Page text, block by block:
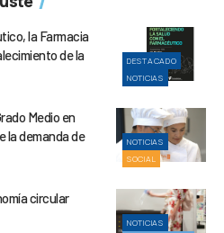
DESTACADO
NOTICIAS
la Farmacia
de la
NOTICIAS
SOCIAL
Medio en
la demanda de
NOTICIAS
circular